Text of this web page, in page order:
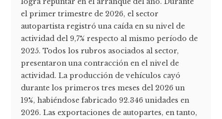
el primer trimestre de 2026, el sector
autopartista registró una caída en su nivel de
actividad del 9,7% respecto al mismo período de
2025. Todos los rubros asociados al sector,
presentaron una contracción en el nivel de
actividad. La producción de vehículos cayó
durante los primeros tres meses del 2026 un
19%, habiéndose fabricado 92.346 unidades en
2026. Las exportaciones de autopartes, en tanto,